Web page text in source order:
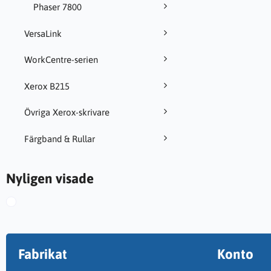
Phaser 7800
VersaLink
WorkCentre-serien
Xerox B215
Övriga Xerox-skrivare
Färgband & Rullar
Nyligen visade
Fabrikat Konto